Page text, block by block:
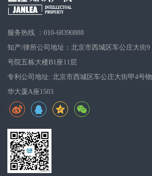
服务热线 ：010-68390888
知产/律所公司地址：北京市西城区车公庄大街9
号院五栋大楼B1座11层
专利公司地址: 北京市西城区车公庄大街甲4号物
华大厦A座1503